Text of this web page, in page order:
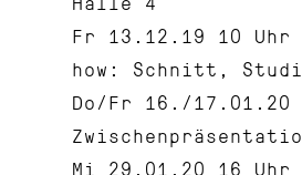
Fr 13.12.19 10
how: Schnitt,
Do/Fr 16./17.01.20
Mi 29.01.20 16 Uhr